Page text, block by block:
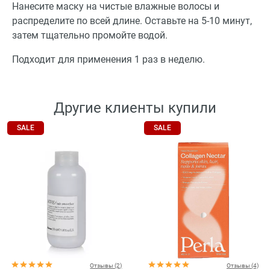
Нанесите маску на чистые влажные волосы и
распределите по всей длине. Оставьте на 5-10 минут,
затем тщательно промойте водой.
Подходит для применения 1 раз в неделю.
Другие клиенты купили
SALE
Отзывы (2)
SALE
Отзывы (4)